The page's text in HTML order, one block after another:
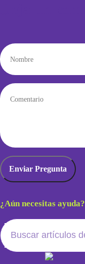
¿Aún necesitas ayuda?
Search
for: